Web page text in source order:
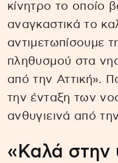
κίνητρο το οποίο
αναγκαστικά το
αντιμετωπίσουμε
πληθυσμού στα
από την Αττική».
την ένταξη των
ανθυγιεινά από
«Καλά στην